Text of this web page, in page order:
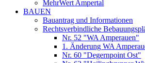
MehrWert Ampertal
BAUEN
Bauantrag und Informationen
Rechtsverbindliche
Nr. 52 "WA Amperauen"
1. Änderung WA
Nr. 60 "Degernpoint Ost"